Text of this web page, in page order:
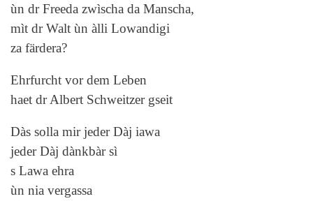
ùn dr Freeda zwìscha da Manscha,
mìt dr Walt ùn àlli Lowandigi
za färdera?
Ehrfurcht vor dem Leben
haet dr Albert Schweitzer gseit
Dàs solla mir jeder Dàj iawa
jeder Dàj dànkbàr sì
s Lawa ehra
ùn nia vergassa